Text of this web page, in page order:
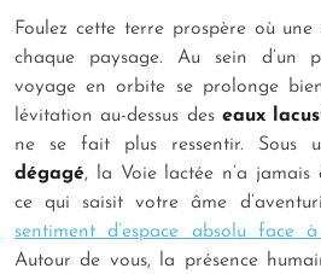
Foulez cette terre prospère où
chaque paysage. Au sein d’un
voyage en orbite se prolonge
lévitation au-dessus des eaux
ne se fait plus ressentir. Sous
dégagé, la Voie lactée n’a jamais
ce qui saisit votre âme
sentiment d’espace absolu face
Autour de vous, la présence